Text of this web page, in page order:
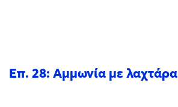
Επ. 28: Αμμωνία με λαχτάρα